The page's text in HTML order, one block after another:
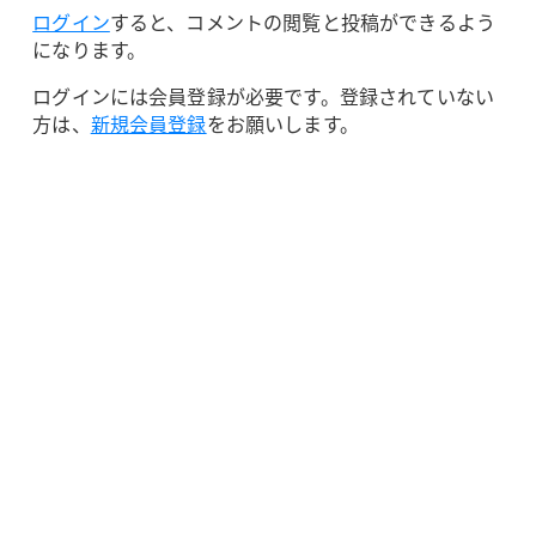
ログインすると、コメントの閲覧と投稿ができるよう
になります。
ログインには会員登録が必要です。登録されていない
方は、 新規会員登録をお願いします。